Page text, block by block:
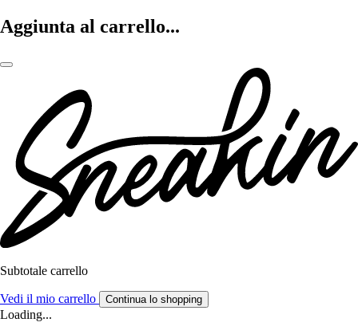
Aggiunta al carrello...
Subtotale carrello
Vedi il mio carrello Continua lo shopping
Loading...